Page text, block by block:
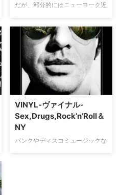
だが、部分的にはニューヨーク近
事件を基にしている本作。地元で
子どもが流れ弾に当たったといっ
た事件から、積極的安楽死を啓蒙
するケヴォーキアン医師の事件、
政治家の汚職、さらにはニューヨ
ークのマフィア組織で5大ファミ
リーの一つ、ガンビーノ一家とボ
スのジョン・ゴッディまで、米国
の視聴者にとってはよく知る事件
が巧みに織り込まれている。基本
的には1話完結で、毎回現実に起
こった事件や社会問題を彷彿させ
VINYL‐ヴァイナル‐
Sex,Drugs,Rock’n’Roll＆
NY
パンクやディスコミュージックな